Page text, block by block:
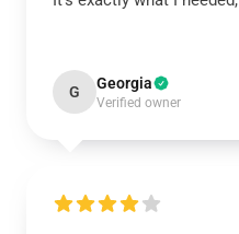
G Georgia
Verified owner